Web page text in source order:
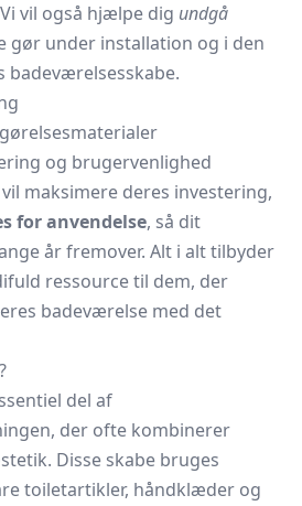
vil også hjælpe dig undgå
gør under installation og i den
badeværelsesskabe.
og brugervenlighed
maksimere deres investering,
for anvendelse, så dit
år fremover. Alt i alt tilbyder
ressource til dem, der
badeværelse med det
del af
der ofte kombinerer
Disse skabe bruges
toiletartikler, håndklæder og